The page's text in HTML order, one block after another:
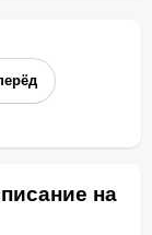
на